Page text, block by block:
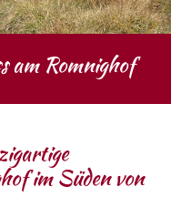
am Romnighof
im Süden von